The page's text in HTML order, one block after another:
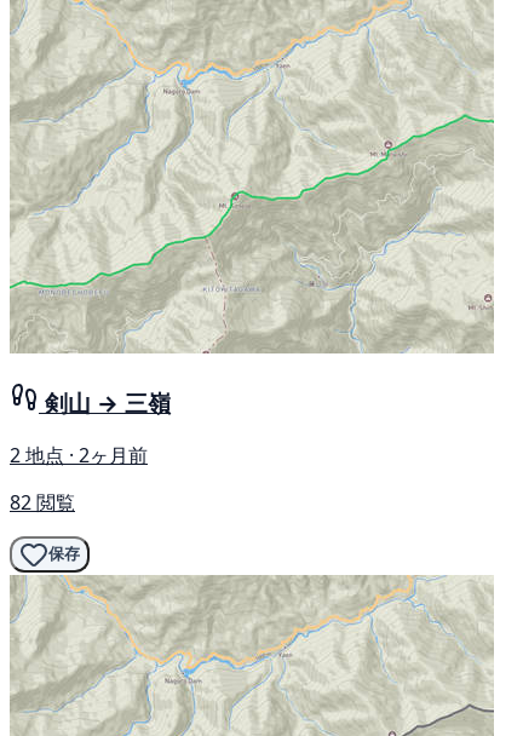
剣山 → 三嶺
2 地点 · 2ヶ月前
82 閲覧
保存